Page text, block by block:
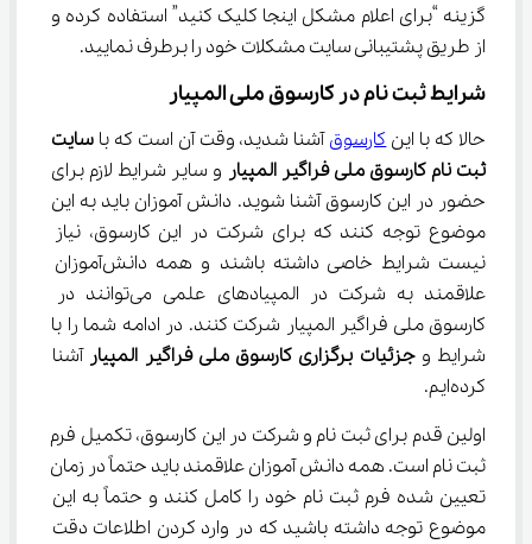
گزینه “برای اعلام مشکل اینجا کلیک کنید” استفاده کرده و
از طریق پشتیبانی سایت مشکلات خود را برطرف نمایید.
شرایط ثبت نام در کارسوق ملی المپیار
حالا که با این کارسوق آشنا شدید، وقت آن است که با سایت
ثبت نام کارسوق ملی فراگیر المپیار و سایر شرایط لازم برای
حضور در این کارسوق آشنا شوید. دانش آموزان باید به این
موضوع توجه کنند که برای شرکت در این کارسوق، نیاز
نیست شرایط خاصی داشته باشند و همه دانش‌آموزان
علاقمند به شرکت در المپیاد‌های علمی می‌توانند در
کارسوق ملی فراگیر المپیار شرکت کنند. در ادامه شما را با
شرایط و جزئیات برگزاری کارسوق ملی فراگیر المپیار آشنا
کرده‌ایم.
اولین قدم برای ثبت نام و شرکت در این کارسوق، تکمیل فرم
ثبت نام است. همه دانش آموزان علاقمند باید حتماً در زمان
تعیین شده فرم ثبت نام خود را کامل کنند و حتماً به این
موضوع توجه داشته باشید که در وارد کردن اطلاعات دقت